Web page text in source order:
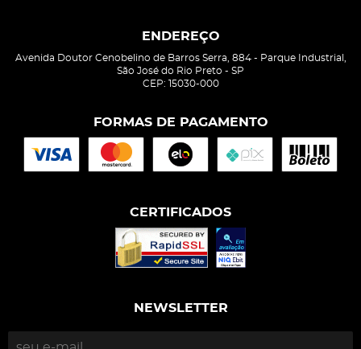
ENDEREÇO
Avenida Doutor Cenobelino de Barros Serra, 884- Parque Industrial,
São José do Rio Preto - SP
CEP: 15030-000
FORMAS DE PAGAMENTO
CERTIFICADOS
NEWSLETTER